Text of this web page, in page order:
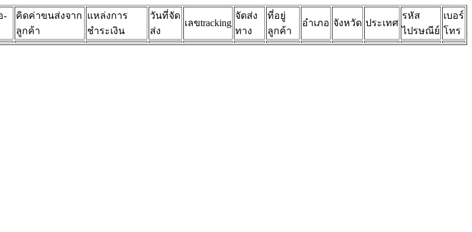
-
คิดค่าขนส่งจาก
ลูกค้า
แหล่งการ
ชำระเงิน
วันที่จัด
ส่ง
เลขtracking
จัดส่ง
ทาง
ที่อยู่
ลูกค้า
อำเภอ จังหวัด ประเทศ
รหัส
ไปรษณีย์
เบอร์
โทร